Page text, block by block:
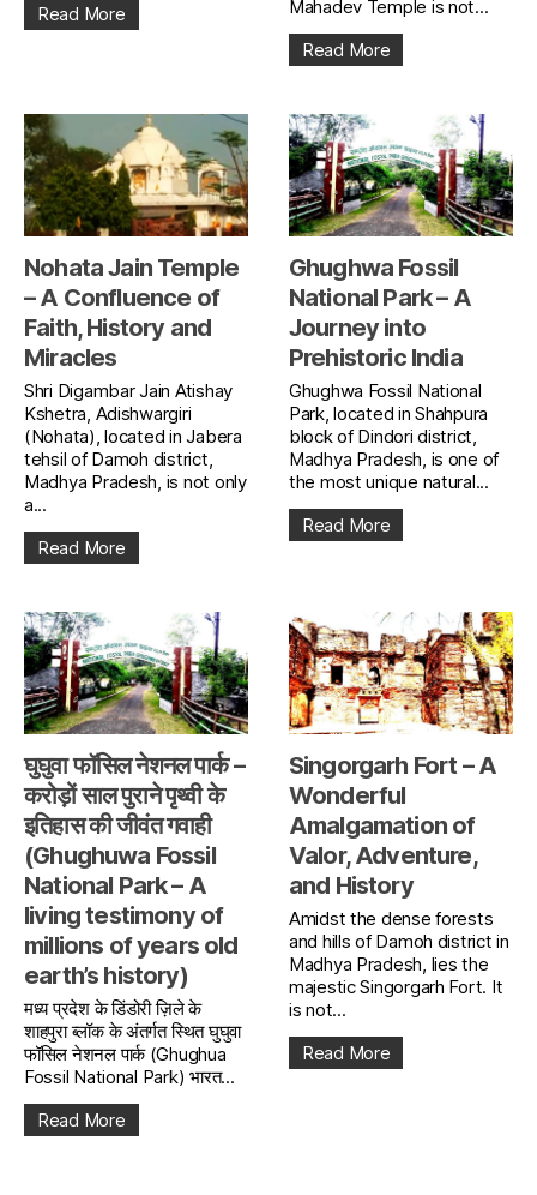
Read More
Mahadev Temple is not...
Read More
Nohata Jain Temple
– A Confluence of
Faith, History and
Miracles
Shri Digambar Jain Atishay
Kshetra, Adishwargiri
(Nohata), located in Jabera
tehsil of Damoh district,
Madhya Pradesh, is not only
a...
Read More
Ghughwa Fossil
National Park – A
Journey into
Prehistoric India
Ghughwa Fossil National
Park, located in Shahpura
block of Dindori district,
Madhya Pradesh, is one of
the most unique natural...
Read More
घुघुवा फॉसिल नेशनल पार्क –
करोड़ों साल पुराने पृथ्वी के
इतिहास की जीवंत गवाही
(Ghughuwa Fossil
National Park – A
living testimony of
millions of years old
earth’s history)
मध्य प्रदेश के डिंडोरी ज़िले के
शाहपुरा ब्लॉक के अंतर्गत स्थित घुघुवा
फॉसिल नेशनल पार्क (Ghughua
Fossil National Park) भारत...
Read More
Singorgarh Fort – A
Wonderful
Amalgamation of
Valor, Adventure,
and History
Amidst the dense forests
and hills of Damoh district in
Madhya Pradesh, lies the
majestic Singorgarh Fort. It
is not...
Read More